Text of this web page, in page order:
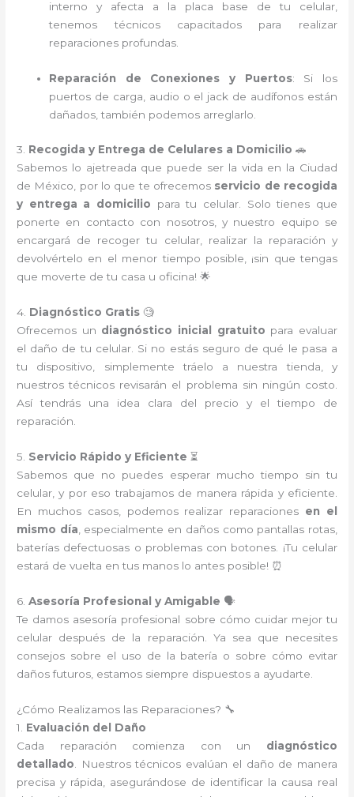
interno y afecta a la placa base de tu celular,
tenemos técnicos capacitados para realizar
reparaciones profundas.
Reparación de Conexiones y Puertos: Si los
puertos de carga, audio o el jack de audífonos están
dañados, también podemos arreglarlo.
3. Recogida y Entrega de Celulares a Domicilio 🚗
Sabemos lo ajetreada que puede ser la vida en la Ciudad
de México, por lo que te ofrecemos servicio de recogida
y entrega a domicilio para tu celular. Solo tienes que
ponerte en contacto con nosotros, y nuestro equipo se
encargará de recoger tu celular, realizar la reparación y
devolvértelo en el menor tiempo posible, ¡sin que tengas
que moverte de tu casa u oficina! 🌟
4. Diagnóstico Gratis 🧐
Ofrecemos un diagnóstico inicial gratuito para evaluar
el daño de tu celular. Si no estás seguro de qué le pasa a
tu dispositivo, simplemente tráelo a nuestra tienda, y
nuestros técnicos revisarán el problema sin ningún costo.
Así tendrás una idea clara del precio y el tiempo de
reparación.
5. Servicio Rápido y Eficiente ⏳
Sabemos que no puedes esperar mucho tiempo sin tu
celular, y por eso trabajamos de manera rápida y eficiente.
En muchos casos, podemos realizar reparaciones en el
mismo día , especialmente en daños como pantallas rotas,
baterías defectuosas o problemas con botones. ¡Tu celular
estará de vuelta en tus manos lo antes posible! ⏰
6.Asesoría Profesional y Amigable 🗣️
Te damos asesoría profesional sobre cómo cuidar mejor tu
celular después de la reparación. Ya sea que necesites
consejos sobre el uso de la batería o sobre cómo evitar
daños futuros, estamos siempre dispuestos a ayudarte.
¿Cómo Realizamos las Reparaciones? 🔧
1. Evaluación del Daño
Cada reparación comienza con un diagnóstico
detallado . Nuestros técnicos evalúan el daño de manera
precisa y rápida, asegurándose de identificar la causa real